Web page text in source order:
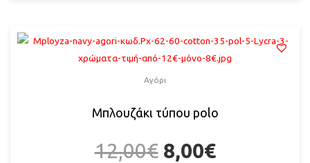
Αγόρι
Μπλουζάκι τύπου polo
12,00€ 8,00€